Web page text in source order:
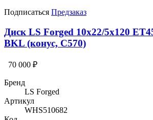
Подписаться Предзаказ
Диск LS Forged 10x22/5x120
BKL (конус, C570)
70 000 ₽
Бренд
LS Forged
Артикул
WHS510682